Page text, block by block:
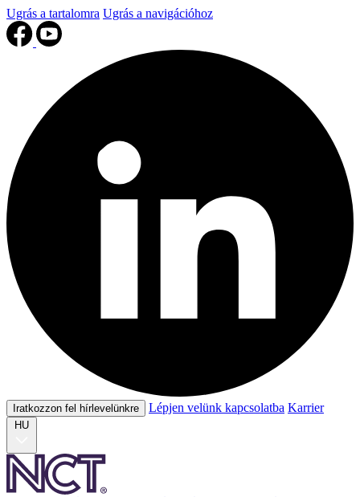
Ugrás a tartalomra Ugrás a navigációhoz
Iratkozzon fel hírlevelünkre Lépjen velünk kapcsolatba Karrier
HU